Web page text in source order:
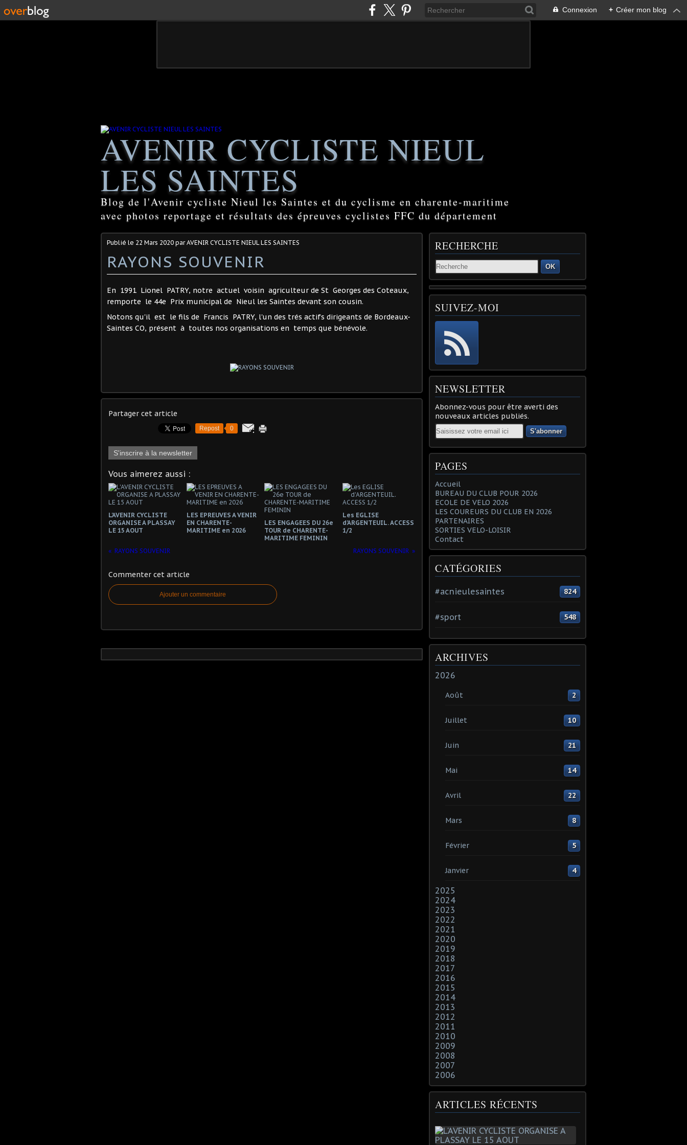
Connexion + Créer mon blog
AVENIR CYCLISTE NIEUL
LES SAINTES
Blog de l'Avenir cycliste Nieul les Saintes et du cyclisme en charente-maritime
avec photos reportage et résultats des épreuves cyclistes FFC du département
Publié le 22 Mars 2020 par AVENIR CYCLISTE NIEUL LES SAINTES
RAYONS SOUVENIR
En 1991 Lionel PATRY, notre actuel voisin agriculteur de St Georges des Coteaux,
remporte le 44e Prix municipal de Nieul les Saintes devant son cousin.
Notons qu'il est le fils de Francis PATRY, l'un des trés actifs dirigeants de Bordeaux-
Saintes CO, présent à toutes nos organisations en temps que bénévole.
Partager cet article
Repost 0
S'inscrire à la newsletter
Vous aimerez aussi :
L'AVENIR CYCLISTE
ORGANISE A PLASSAY
LE 15 AOUT
LES EPREUVES A VENIR
EN CHARENTE-
MARITIME en 2026
LES ENGAGEES DU 26e
TOUR de CHARENTE-
MARITIME FEMININ
Les EGLISE
d'ARGENTEUIL. ACCESS
1/2
RAYONS SOUVENIR RAYONS SOUVENIR
Commenter cet article
Ajouter un commentaire
RECHERCHE
OK
SUIVEZ-MOI
NEWSLETTER
Abonnez-vous pour être averti des
nouveaux articles publiés.
Email
PAGES
Accueil
BUREAU DU CLUB POUR 2026
ECOLE DE VELO 2026
LES COUREURS DU CLUB EN 2026
PARTENAIRES
SORTIES VELO-LOISIR
Contact
CATÉGORIES
#acnieulesaintes 824
#sport 548
ARCHIVES
2026
Août 2
Juillet 10
Juin 21
Mai 14
Avril 22
Mars 8
Février 5
Janvier 4
2025
2024
2023
2022
2021
2020
2019
2018
2017
2016
2015
2014
2013
2012
2011
2010
2009
2008
2007
2006
ARTICLES RÉCENTS